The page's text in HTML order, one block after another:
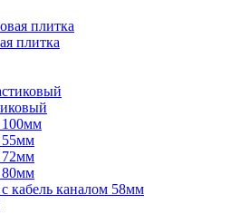
плитка
кабель каналом 58мм